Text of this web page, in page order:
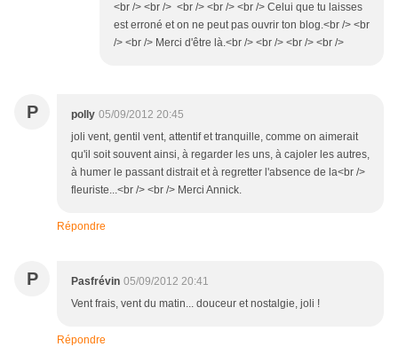
<br /> <br /> <br /> <br /> <br /> Celui que tu laisses
est erroné et on ne peut pas ouvrir ton blog.<br /> <br
/> <br /> Merci d'être là.<br /> <br /> <br /> <br />
P polly 05/09/2012 20:45
joli vent, gentil vent, attentif et tranquille, comme on aimerait
qu'il soit souvent ainsi, à regarder les uns, à cajoler les autres,
à humer le passant distrait et à regretter l'absence de la<br />
fleuriste...<br /> <br /> Merci Annick.
Répondre
P Pasfrévin 05/09/2012 20:41
Vent frais, vent du matin... douceur et nostalgie, joli !
Répondre